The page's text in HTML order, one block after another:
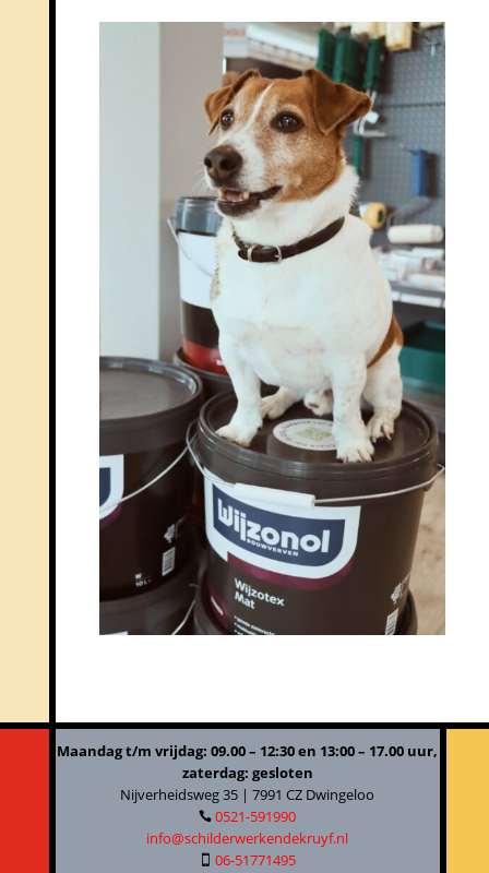
Maandag t/m vrijdag: 09.00 – 12:30 en 13:00 – 17.00 uur,
zaterdag: gesloten
Nijverheidsweg 35 | 7991 CZ Dwingeloo
 0521-591990
info@schilderwerkendekruyf.nl
 06-51771495